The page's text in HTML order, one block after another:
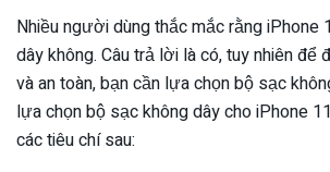
Nhiều người dùng thắc mắc rằng iPhone
dây không. Câu trả lời là có, tuy nhiên để
và an toàn, bạn cần lựa chọn bộ sạc
lựa chọn bộ sạc không dây cho iPhone
các tiêu chí sau: